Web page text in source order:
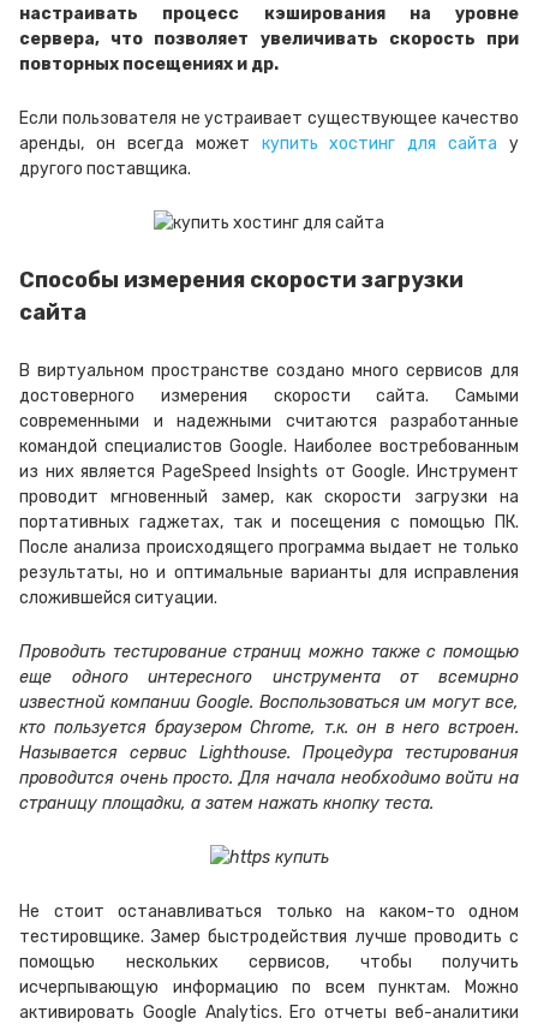
настраивать процесс кэширования на уровне
сервера, что позволяет увеличивать скорость при
повторных посещениях и др.
Если пользователя не устраивает существующее качество
аренды, он всегда может купить хостинг для сайта у
другого поставщика.
Способы измерения скорости загрузки
сайта
В виртуальном пространстве создано много сервисов для
достоверного измерения скорости сайта. Самыми
современными и надежными считаются разработанные
командой специалистов Google. Наиболее востребованным
из них является PageSpeed Insights от Google. Инструмент
проводит мгновенный замер, как скорости загрузки на
портативных гаджетах, так и посещения с помощью ПК.
После анализа происходящего программа выдает не только
результаты, но и оптимальные варианты для исправления
сложившейся ситуации.
Проводить тестирование страниц можно также с помощью
еще одного интересного инструмента от всемирно
известной компании Google. Воспользоваться им могут все,
кто пользуется браузером Chrome, т.к. он в него встроен.
Называется сервис Lighthouse. Процедура тестирования
проводится очень просто. Для начала необходимо войти на
страницу площадки, а затем нажать кнопку теста.
Не стоит останавливаться только на каком-то одном
тестировщике. Замер быстродействия лучше проводить с
помощью нескольких сервисов, чтобы получить
исчерпывающую информацию по всем пунктам. Можно
активировать Google Analytics. Его отчеты веб-аналитики